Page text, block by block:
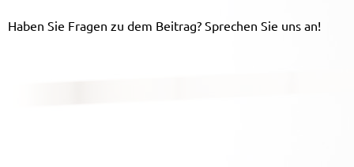
Haben Sie Fragen zu dem Beitrag? Sprechen Sie uns an!